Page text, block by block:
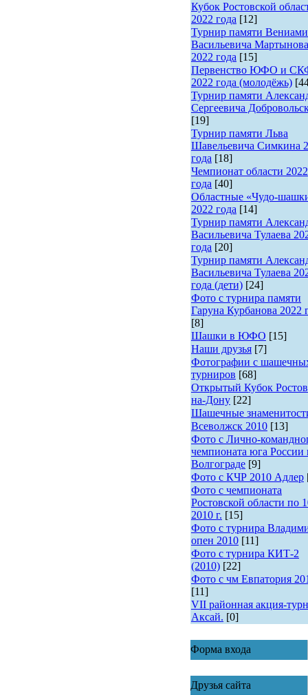
Кубок Ростовской
2022 года [12]
Турнир памяти
Васильевича Мартынова
2022 года [15]
Первенство ЮФО и
2022 года (молодёжь)
Турнир памяти
Сергеевича
[19]
Турнир памяти Льва
Шавельевича Симкина
года [18]
Чемпионат области 2022
года [40]
Областные «Чудо-
2022 года [14]
Турнир памяти
Васильевича Тулаева
года [20]
Турнир памяти
Васильевича Тулаева
года (дети) [24]
Фото с турнира памяти
Гаруна Курбанова 2022
[8]
Шашки в ЮФО [15]
Наши друзья [7]
Фотографии с
турниров [68]
Открытый Кубок
на-Дону [22]
Шашечные
Всеволжск 2010 [13]
Фото с Лично-
чемпионата юга России
Волгограде [9]
Фото с КЧР 2010 Адлер
Фото с чемпионата
Ростовской области по
2010 г. [15]
Фото с турнира
опен 2010 [11]
Фото с турнира КИТ-2
(2010) [22]
Фото с чм Евпатория
[11]
VII районная акция-
Аксай. [0]
Форма входа
Друзья сайта